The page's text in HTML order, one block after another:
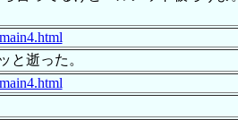
と逝った。